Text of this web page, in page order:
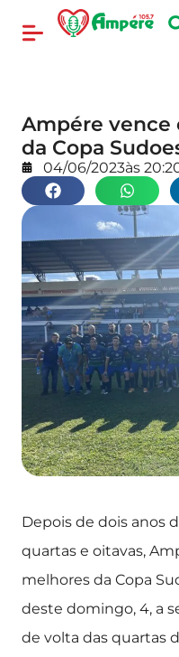
Ampére vence
da Copa
04/06/2023às
Depois de dois anos
quartas e oitavas,
melhores da Copa
deste domingo, 4, a
de volta das quartas